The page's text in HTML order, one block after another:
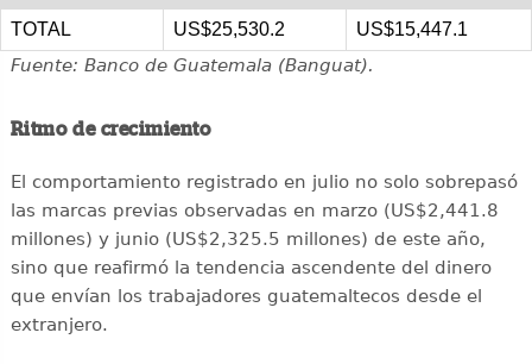
TOTAL US$25,530.2 US$15,447.1
Fuente: Banco de Guatemala (Banguat).
Ritmo de crecimiento
El comportamiento registrado en julio no solo sobrepasó
las marcas previas observadas en marzo (US$2,441.8
millones) y junio (US$2,325.5 millones) de este año,
sino que reafirmó la tendencia ascendente del dinero
que envían los trabajadores guatemaltecos desde el
extranjero.